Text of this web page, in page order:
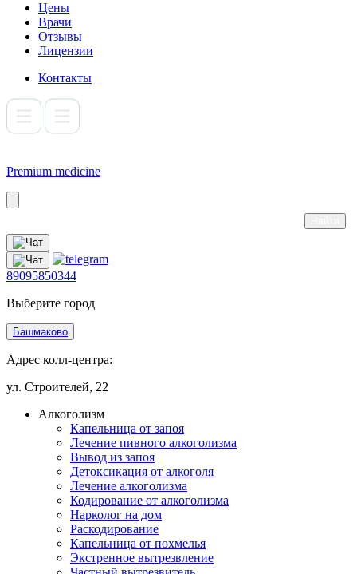
Цены
Врачи
Отзывы
Лицензии
Контакты
Premium medicine
89095850344
Выберите город
Башмаково
Адрес колл-центра:
ул. Строителей, 22
Алкоголизм
Капельница от запоя
Лечение пивного алкоголизма
Вывод из запоя
Детоксикация от алкоголя
Лечение алкоголизма
Кодирование от алкоголизма
Нарколог на дом
Раскодирование
Капельница от похмелья
Экстренное вытрезвление